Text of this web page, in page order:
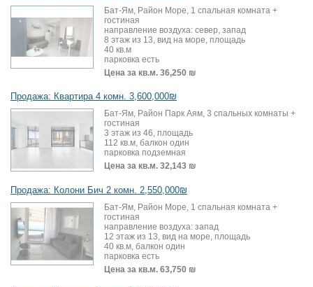
Бат-Ям, Район Море, 1 спальная комната +
гостиная
направление воздуха: север, запад
8 этаж из 13, вид на море, площадь
40 кв.м
парковка есть
Цена за кв.м. 36,250 ₪
Продажа: Квартира 4 комн. 3,600,000₪
Бат-Ям, Район Парк Аям, 3 спальных комнаты +
гостиная
3 этаж из 46, площадь
112 кв.м, балкон один
парковка подземная
Цена за кв.м. 32,143 ₪
Продажа: Колони Бич 2 комн. 2,550,000₪
Бат-Ям, Район Море, 1 спальная комната +
гостиная
направление воздуха: запад
12 этаж из 13, вид на море, площадь
40 кв.м, балкон один
парковка есть
Цена за кв.м. 63,750 ₪